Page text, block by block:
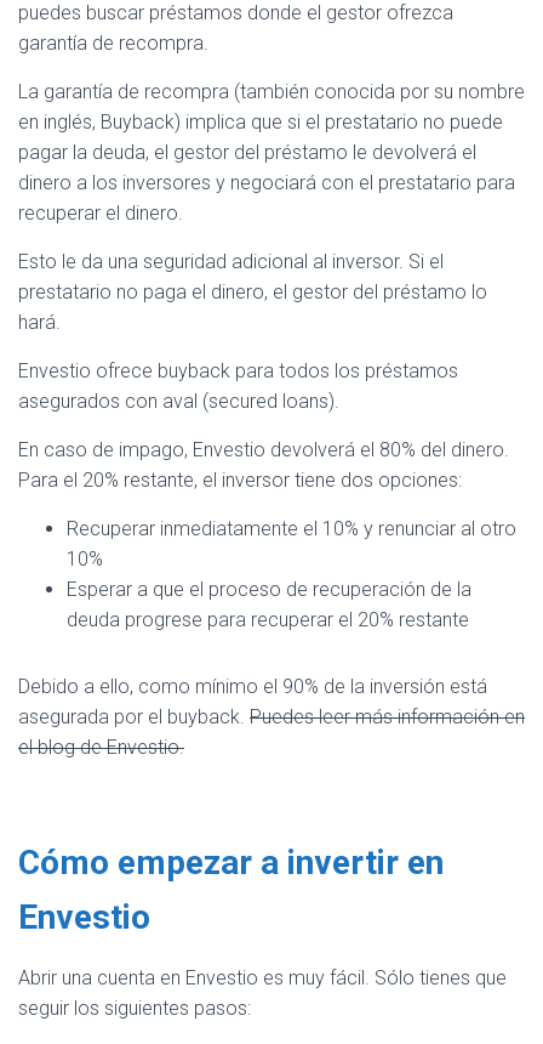
puedes buscar préstamos donde el gestor ofrezca
garantía de recompra.
La garantía de recompra (también conocida por su nombre
en inglés, Buyback) implica que si el prestatario no puede
pagar la deuda, el gestor del préstamo le devolverá el
dinero a los inversores y negociará con el prestatario para
recuperar el dinero.
Esto le da una seguridad adicional al inversor. Si el
prestatario no paga el dinero, el gestor del préstamo lo
hará.
Envestio ofrece buyback para todos los préstamos
asegurados con aval (secured loans).
En caso de impago, Envestio devolverá el 80% del dinero.
Para el 20% restante, el inversor tiene dos opciones:
Recuperar inmediatamente el 10% y renunciar al otro
10%
Esperar a que el proceso de recuperación de la
deuda progrese para recuperar el 20% restante
Debido a ello, como mínimo el 90% de la inversión está
asegurada por el buyback. Puedes leer más información en
el blog de Envestio.
Cómo empezar a invertir en
Envestio
Abrir una cuenta en Envestio es muy fácil. Sólo tienes que
seguir los siguientes pasos: